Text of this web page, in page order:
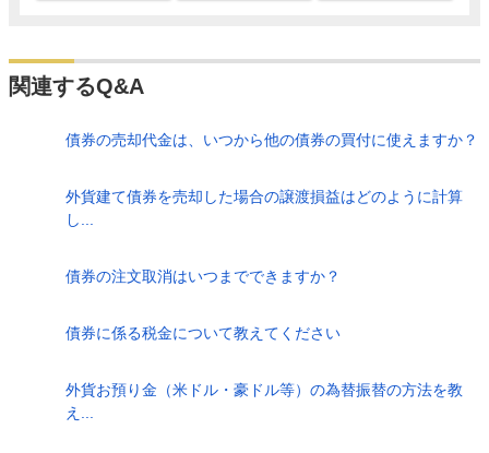
関連するQ&A
債券の売却代金は、いつから他の債券の買付に使えますか？
外貨建て債券を売却した場合の譲渡損益はどのように計算
し...
債券の注文取消はいつまでできますか？
債券に係る税金について教えてください
外貨お預り金（米ドル・豪ドル等）の為替振替の方法を教
え...